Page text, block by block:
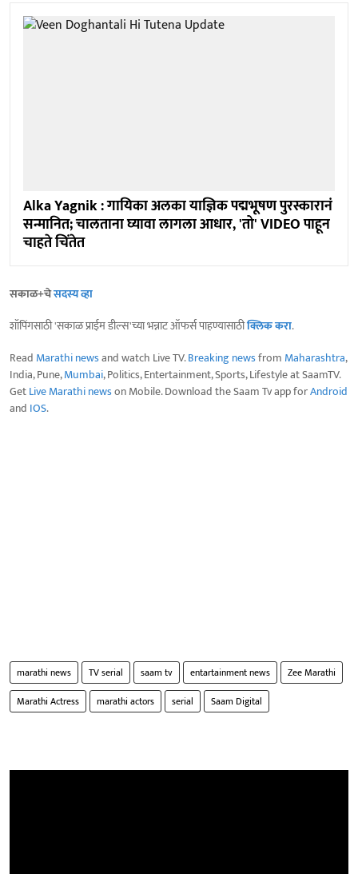
Alka Yagnik : गायिका अलका याज्ञिक पद्मभूषण पुरस्कारानं
सन्मानित; चालताना घ्यावा लागला आधार, 'तो' VIDEO पाहून
चाहते चिंतेत
सकाळ+चेसदस्य व्हा
शॉपिंगसाठी 'सकाळ प्राईम डील्स'च्या भन्नाट ऑफर्स पाहण्यासाठीक्लिक करा.
Read Marathi newsand watch Live TV.Breaking newsfrom Maharashtra,
India, Pune,Mumbai, Politics, Entertainment, Sports, Lifestyle at SaamTV.
GetLive Marathi newson Mobile. Download the Saam Tv app forAndroid
and IOS.
marathi news TV serial saam tv entartainment news
Zee Marathi
Marathi Actress
marathi actors serial Saam Digital